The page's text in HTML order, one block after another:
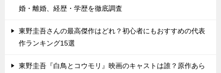
婚・離婚、経歴・学歴を徹底調査
東野圭吾さんの最高傑作はどれ？初心者にもおすすめの代表
作ランキング15選
東野圭吾『白鳥とコウモリ』映画のキャストは誰？原作あら